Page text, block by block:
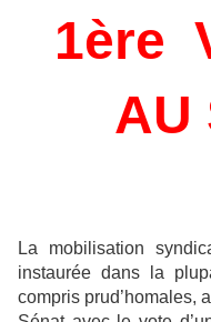
1ère
AU
La mobilisation
instaurée dans la
compris prud’homales,